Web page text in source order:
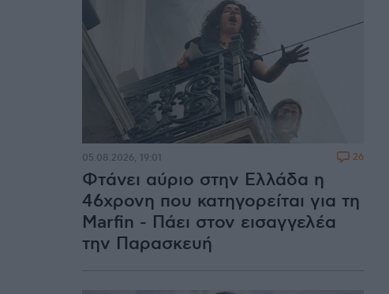
Φτάνει αύριο στην Ελλάδα η
46χρονη που κατηγορείται για τη
Marfin - Πάει στον εισαγγελέα
την Παρασκευή
05.08.2026, 19:01 26